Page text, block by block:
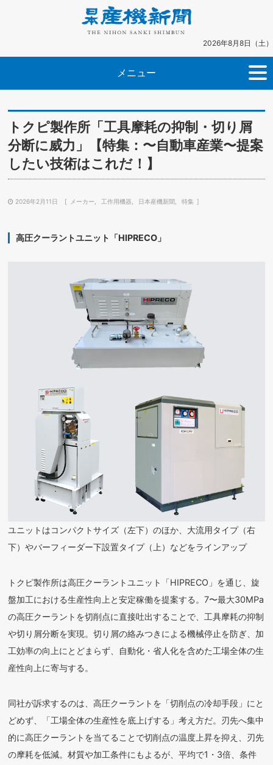
2026年8月8日（土）
メニュー
トクピ製作所「工具摩耗の抑制・切り屑
分断に威力」【特集：〜自動車産業〜提案
したい技術はこれだ！】
2026年2月11日 メーカー 工作用機器 日本産機新聞 特集
高圧クーラントユニット「HIPRECO」
ユニットはコンパクトサイズ（左下）のほか、大流用タイプ（右
下）やバーフィーダー下設置タイプ（上）などをラインアップ
トクピ製作所は高圧クーラントユニット「HIPRECO」を通じ、旋
盤加工における生産性向上と安定稼働を提案する。7〜最大30MPa
の高圧クーラントを切削点に直接吐出することで、工具摩耗の抑制
や切り屑分断を実現。切り屑の絡みつきによる機械停止を防ぎ、加
工効率の向上にとどまらず、自動化・省人化を含めた工場全体の生
産性向上に寄与する。
同社が訴求するのは、高圧クーラントを「切削点の冷却手段」にと
どめず、「工場全体の生産性を底上げする」考え方だ。刃先へ集中
的に高圧クーラントを当てることで切削点の温度上昇を抑え、刃先
の摩耗を低減。材質や加工条件にもよるが、平均で1・3倍、条件